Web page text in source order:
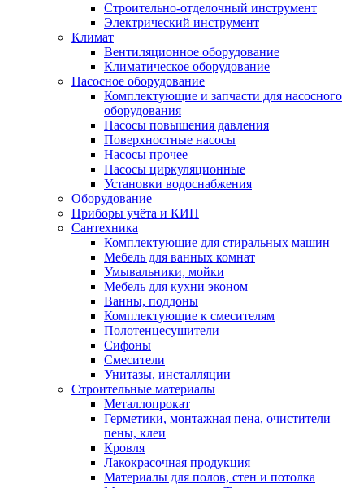
Строительно-отделочный инструмент
Электрический инструмент
Климат
Вентиляционное оборудование
Климатическое оборудование
Насосное оборудование
Комплектующие и запчасти для насосного
оборудования
Насосы повышения давления
Поверхностные насосы
Насосы прочее
Насосы циркуляционные
Установки водоснабжения
Оборудование
Приборы учёта и КИП
Сантехника
Комплектующие для стиральных машин
Мебель для ванных комнат
Умывальники, мойки
Мебель для кухни эконом
Ванны, поддоны
Комплектующие к смесителям
Полотенцесушители
Сифоны
Смесители
Унитазы, инсталляции
Строительные материалы
Металлопрокат
Герметики, монтажная пена, очистители
пены, клеи
Кровля
Лакокрасочная продукция
Материалы для полов, стен и потолка